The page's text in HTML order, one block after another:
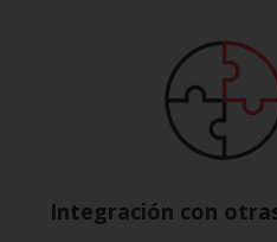
Integración con